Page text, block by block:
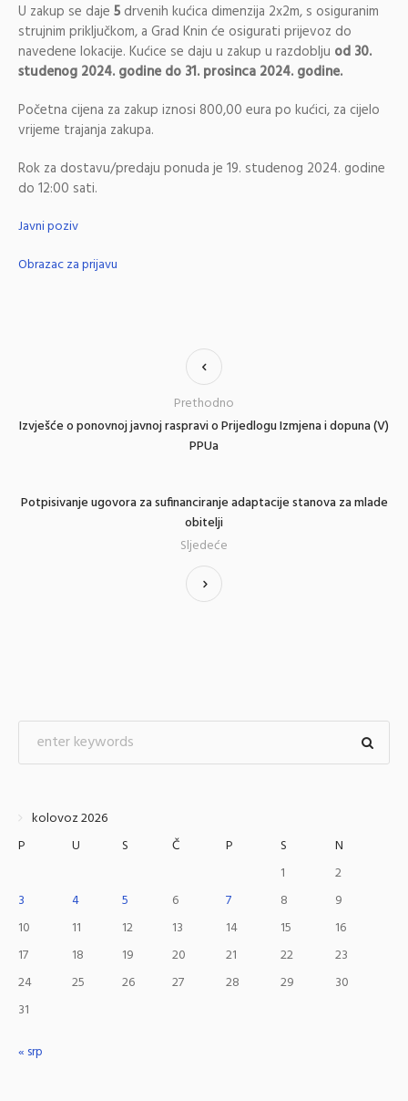
U zakup se daje 5 drvenih kućica dimenzija 2x2m, s osiguranim
strujnim priključkom, a Grad Knin će osigurati prijevoz do
navedene lokacije. Kućice se daju u zakup u razdoblju od 30.
studenog 2024. godine do 31. prosinca 2024. godine.
Početna cijena za zakup iznosi 800,00 eura po kućici, za cijelo
vrijeme trajanja zakupa.
Rok za dostavu/predaju ponuda je 19. studenog 2024. godine
do 12:00 sati.
Javni poziv
Obrazac za prijavu
Izvješće o ponovnoj javnoj raspravi o Prijedlogu Izmjena i dopuna (V)
PPUa
Prethodno
Potpisivanje ugovora za sufinanciranje adaptacije stanova za mlade
obitelji
Sljedeće
kolovoz 2026
P
U S Č P S
N
1
2
3
4 5 6 7 8
9
10
11 12 13 14 15
16
17
18 19 20 21 22
23
24
25 26 27 28 29
30
31
« srp